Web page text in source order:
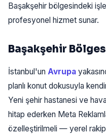
Başakşehir bölgesindeki
profesyonel hizmet sunar.
Başakşehir
İstanbul'un Avrupa
planlı konut dokusuyla
Yeni şehir hastanesi ve
hitap ederken Meta
özelleştirilmeli — yerel